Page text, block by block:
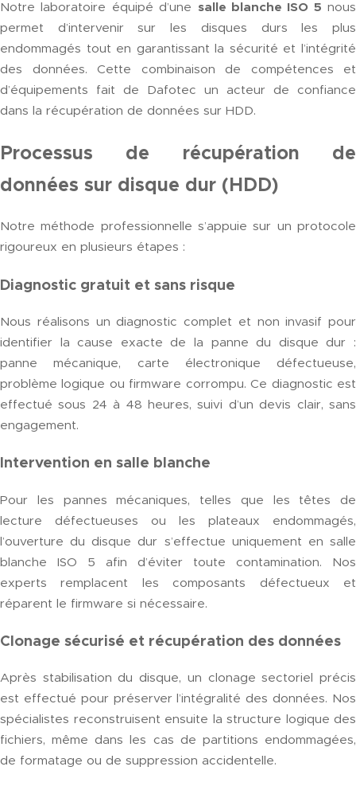
Notre laboratoire équipé d’une salle blanche ISO 5 nous
permet d’intervenir sur les disques durs les plus
endommagés tout en garantissant la sécurité et l’intégrité
des données. Cette combinaison de compétences et
d’équipements fait de Dafotec un acteur de confiance
dans la récupération de données sur HDD.
Processus de récupération de
données sur disque dur (HDD)
Notre méthode professionnelle s’appuie sur un protocole
rigoureux en plusieurs étapes :
Diagnostic gratuit et sans risque
Nous réalisons un diagnostic complet et non invasif pour
identifier la cause exacte de la panne du disque dur :
panne mécanique, carte électronique défectueuse,
problème logique ou firmware corrompu. Ce diagnostic est
effectué sous 24 à 48 heures, suivi d’un devis clair, sans
engagement.
Intervention en salle blanche
Pour les pannes mécaniques, telles que les têtes de
lecture défectueuses ou les plateaux endommagés,
l’ouverture du disque dur s’effectue uniquement en salle
blanche ISO 5 afin d’éviter toute contamination. Nos
experts remplacent les composants défectueux et
réparent le firmware si nécessaire.
Clonage sécurisé et récupération des données
Après stabilisation du disque, un clonage sectoriel précis
est effectué pour préserver l’intégralité des données. Nos
spécialistes reconstruisent ensuite la structure logique des
fichiers, même dans les cas de partitions endommagées,
de formatage ou de suppression accidentelle.